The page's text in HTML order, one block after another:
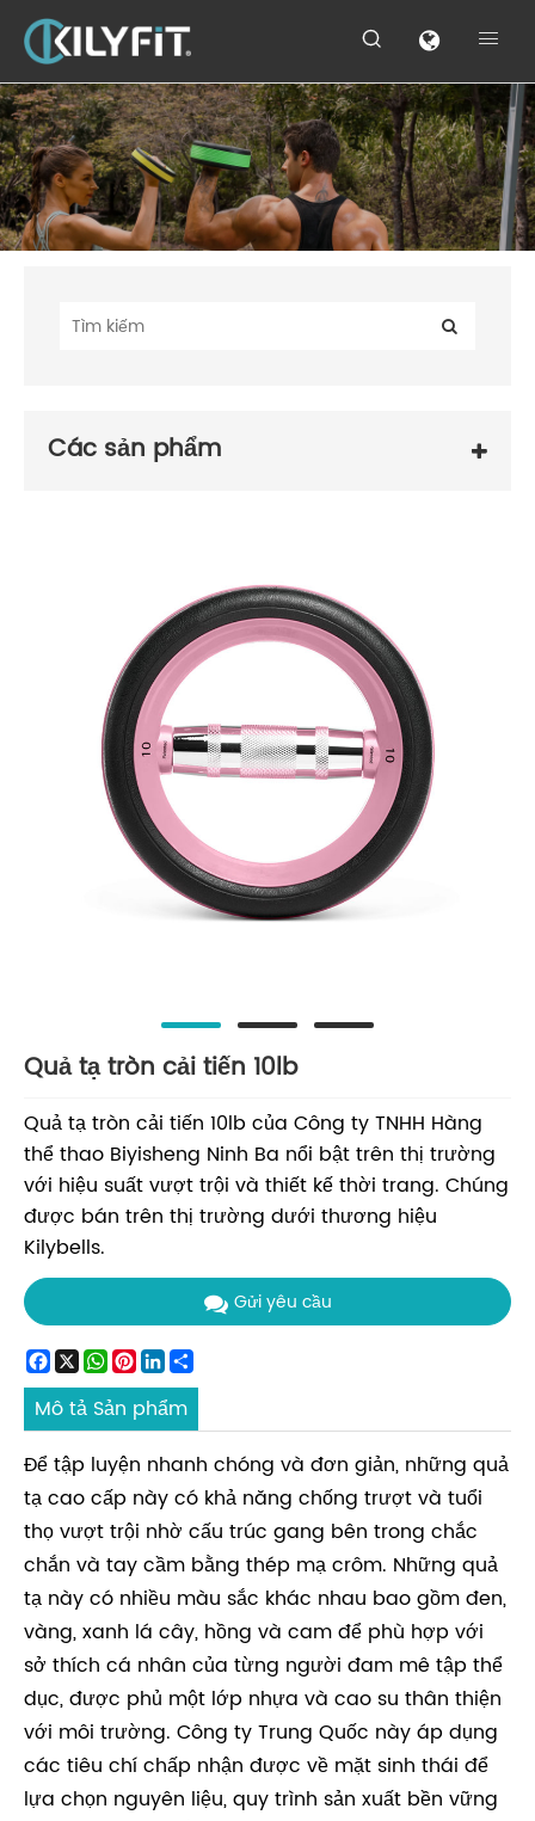
 
Các sản phẩm
Quả tạ tròn cải tiến 10lb
Quả tạ tròn cải tiến 10lb của Công ty TNHH Hàng
thể thao Biyisheng Ninh Ba nổi bật trên thị trường
với hiệu suất vượt trội và thiết kế thời trang. Chúng
được bán trên thị trường dưới thương hiệu
Kilybells.
Gửi yêu cầu
Facebook
X WhatsApp
Pinterest
LinkedIn
Mô tả Sản phẩm
Để tập luyện nhanh chóng và đơn giản, những quả
tạ cao cấp này có khả năng chống trượt và tuổi
thọ vượt trội nhờ cấu trúc gang bên trong chắc
chắn và tay cầm bằng thép mạ crôm. Những quả
tạ này có nhiều màu sắc khác nhau bao gồm đen,
vàng, xanh lá cây, hồng và cam để phù hợp với
sở thích cá nhân của từng người đam mê tập thể
dục, được phủ một lớp nhựa và cao su thân thiện
với môi trường. Công ty Trung Quốc này áp dụng
các tiêu chí chấp nhận được về mặt sinh thái để
lựa chọn nguyên liệu, quy trình sản xuất bền vững